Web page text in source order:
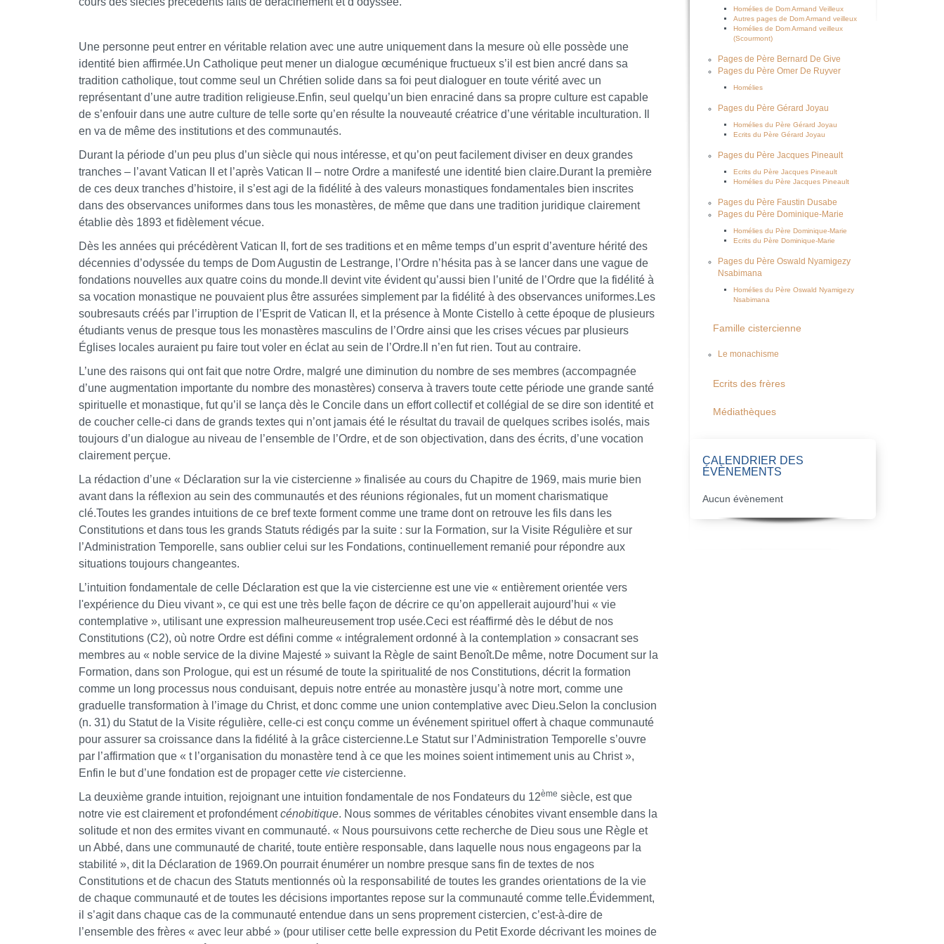
Une personne peut entrer en véritable relation avec une autre uniquement dans la mesure où elle possède une
identité bien affirmée.Un Catholique peut mener un dialogue œcuménique fructueux s’il est bien ancré dans sa
tradition catholique, tout comme seul un Chrétien solide dans sa foi peut dialoguer en toute vérité avec un
représentant d’une autre tradition religieuse.Enfin, seul quelqu’un bien enraciné dans sa propre culture est capable
de s’enfouir dans une autre culture de telle sorte qu’en résulte la nouveauté créatrice d’une véritable inculturation. Il
en va de même des institutions et des communautés.
Durant la période d’un peu plus d’un siècle qui nous intéresse, et qu’on peut facilement diviser en deux grandes
tranches – l’avant Vatican II et l’après Vatican II – notre Ordre a manifesté une identité bien claire.Durant la première
de ces deux tranches d’histoire, il s’est agi de la fidélité à des valeurs monastiques fondamentales bien inscrites
dans des observances uniformes dans tous les monastères, de même que dans une tradition juridique clairement
établie dès 1893 et fidèlement vécue.
Dès les années qui précédèrent Vatican II, fort de ses traditions et en même temps d’un esprit d’aventure hérité des
décennies d’odyssée du temps de Dom Augustin de Lestrange, l’Ordre n’hésita pas à se lancer dans une vague de
fondations nouvelles aux quatre coins du monde.Il devint vite évident qu’aussi bien l’unité de l’Ordre que la fidélité à
sa vocation monastique ne pouvaient plus être assurées simplement par la fidélité à des observances uniformes.Les
soubresauts créés par l’irruption de l’Esprit de Vatican II, et la présence à Monte Cistello à cette époque de plusieurs
étudiants venus de presque tous les monastères masculins de l’Ordre ainsi que les crises vécues par plusieurs
Églises locales auraient pu faire tout voler en éclat au sein de l’Ordre.Il n’en fut rien. Tout au contraire.
L’une des raisons qui ont fait que notre Ordre, malgré une diminution du nombre de ses membres (accompagnée
d’une augmentation importante du nombre des monastères) conserva à travers toute cette période une grande santé
spirituelle et monastique, fut qu’il se lança dès le Concile dans un effort collectif et collégial de se dire son identité et
de coucher celle-ci dans de grands textes qui n’ont jamais été le résultat du travail de quelques scribes isolés, mais
toujours d’un dialogue au niveau de l’ensemble de l’Ordre, et de son objectivation, dans des écrits, d’une vocation
clairement perçue.
La rédaction d’une « Déclaration sur la vie cistercienne » finalisée au cours du Chapitre de 1969, mais murie bien
avant dans la réflexion au sein des communautés et des réunions régionales, fut un moment charismatique
clé.Toutes les grandes intuitions de ce bref texte forment comme une trame dont on retrouve les fils dans les
Constitutions et dans tous les grands Statuts rédigés par la suite : sur la Formation, sur la Visite Régulière et sur
l’Administration Temporelle, sans oublier celui sur les Fondations, continuellement remanié pour répondre aux
situations toujours changeantes.
L’intuition fondamentale de celle Déclaration est que la vie cistercienne est une vie « entièrement orientée vers
l'expérience du Dieu vivant », ce qui est une très belle façon de décrire ce qu’on appellerait aujourd’hui « vie
contemplative », utilisant une expression malheureusement trop usée.Ceci est réaffirmé dès le début de nos
Constitutions (C2), où notre Ordre est défini comme « intégralement ordonné à la contemplation » consacrant ses
membres au « noble service de la divine Majesté » suivant la Règle de saint Benoît.De même, notre Document sur la
Formation, dans son Prologue, qui est un résumé de toute la spiritualité de nos Constitutions, décrit la formation
comme un long processus nous conduisant, depuis notre entrée au monastère jusqu’à notre mort, comme une
graduelle transformation à l’image du Christ, et donc comme une union contemplative avec Dieu.Selon la conclusion
(n. 31) du Statut de la Visite régulière, celle-ci est conçu comme un événement spirituel offert à chaque communauté
pour assurer sa croissance dans la fidélité à la grâce cistercienne.Le Statut sur l’Administration Temporelle s’ouvre
par l’affirmation que « tl’organisation du monastère tend à ce que les moines soient intimement unis au Christ »,
Enfin le but d’une fondation est de propager cette vie cistercienne.
La deuxième grande intuition, rejoignant une intuition fondamentale de nos Fondateurs du 12ème siècle, est que
notre vie est clairement et profondémentcénobitique. Nous sommes de véritables cénobites vivant ensemble dans la
solitude et non des ermites vivant en communauté. « Nous poursuivons cette recherche de Dieu sous une Règle et
un Abbé, dans une communauté de charité, toute entière responsable, dans laquelle nous nous engageons par la
stabilité », dit la Déclaration de 1969.On pourrait énumérer un nombre presque sans fin de textes de nos
Constitutions et de chacun des Statuts mentionnés où la responsabilité de toutes les grandes orientations de la vie
de chaque communauté et de toutes les décisions importantes repose sur la communauté comme telle.Évidemment,
il s’agit dans chaque cas de la communauté entendue dans un sens proprement cistercien, c’est-à-dire de
l’ensemble des frères « avec leur abbé » (pour utiliser cette belle expression du Petit Exorde décrivant les moines de
Homélies de Dom Armand Veilleux
Autres pages de Dom Armand veilleux
Homélies de Dom Armand veilleux
(Scourmont)
Pages de Père Bernard De Give
Pages du Père Omer De Ruyver
Homélies
Pages du Père Gérard Joyau
Homélies du Père Gérard Joyau
Ecrits du Père Gérard Joyau
Pages du Père Jacques Pineault
Ecrits du Père Jacques Pineault
Homélies du Père Jacques Pineault
Pages du Père Faustin Dusabe
Pages du Père Dominique-Marie
Homélies du Père Dominique-Marie
Ecrits du Père Dominique-Marie
Pages du Père Oswald Nyamigezy
Nsabimana
Homélies du Père Oswald Nyamigezy
Nsabimana
Famille cistercienne
Le monachisme
Ecrits des frères
Médiathèques
CALENDRIER DES
ÉVÈNEMENTS
Aucun évènement